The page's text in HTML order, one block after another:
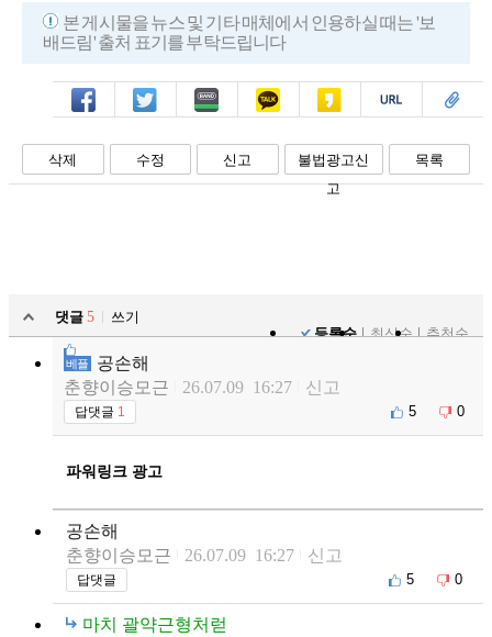
본 게시물을 뉴스 및 기타 매체에서 인용하실 때는 '보
배드림' 출처 표기를 부탁드립니다
페북 트윗 밴드 카톡 카스 복사 스크랩
삭제 수정 신고
불법광고신
고
목록
댓글 5
쓰기
등록순
최신순 추천순
베플
공손해
춘향이승모근
26.07.09 16:27 신고
답댓글 1 5 0
파워링크 광고
공손해
춘향이승모근
26.07.09 16:27 신고
답댓글 5 0
마치 괄약근형처럳